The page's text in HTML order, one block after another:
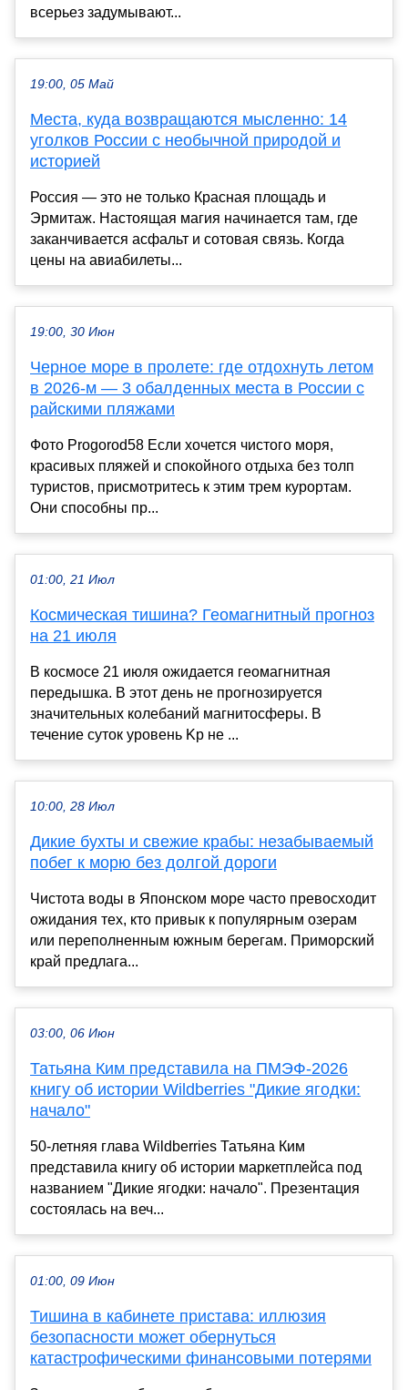
всерьез задумывают...
19:00, 05 Май
Места, куда возвращаются мысленно: 14
уголков России с необычной природой и
историей
Россия — это не только Красная площадь и
Эрмитаж. Настоящая магия начинается там, где
заканчивается асфальт и сотовая связь. Когда
цены на авиабилеты...
19:00, 30 Июн
Черное море в пролете: где отдохнуть летом
в 2026-м — 3 обалденных места в России с
райскими пляжами
Фото Progorod58 Если хочется чистого моря,
красивых пляжей и спокойного отдыха без толп
туристов, присмотритесь к этим трем курортам.
Они способны пр...
01:00, 21 Июл
Космическая тишина? Геомагнитный прогноз
на 21 июля
В космосе 21 июля ожидается геомагнитная
передышка. В этот день не прогнозируется
значительных колебаний магнитосферы. В
течение суток уровень Kp не ...
10:00, 28 Июл
Дикие бухты и свежие крабы: незабываемый
побег к морю без долгой дороги
Чистота воды в Японском море часто превосходит
ожидания тех, кто привык к популярным озерам
или переполненным южным берегам. Приморский
край предлага...
03:00, 06 Июн
Татьяна Ким представила на ПМЭФ-2026
книгу об истории Wildberries "Дикие ягодки:
начало"
50-летняя глава Wildberries Татьяна Ким
представила книгу об истории маркетплейса под
названием "Дикие ягодки: начало". Презентация
состоялась на веч...
01:00, 09 Июн
Тишина в кабинете пристава: иллюзия
безопасности может обернуться
катастрофическими финансовыми потерями